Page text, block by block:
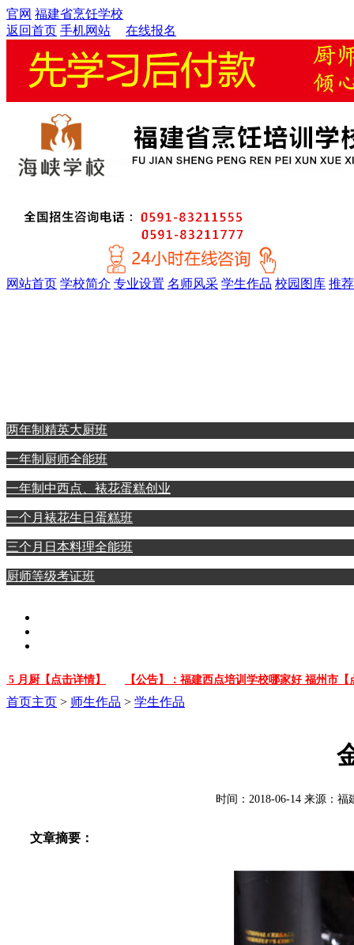
官网 福建省烹饪学校
返回首页 手机网站 在线报名
网站首页 学校简介 专业设置 名师风采 学生作品 校园图库 推
两年制精英大厨班
一年制厨师全能班
一年制中西点、裱花蛋糕创业
一个月裱花生日蛋糕班
三个月日本料理全能班
厨师等级考证班
厨【点击详情】 【公告】：福建西点培训学校哪家好 福州市【点
首页主页 > 师生作品 > 学生作品
时间：2018-06-14 来源：
文章摘要：